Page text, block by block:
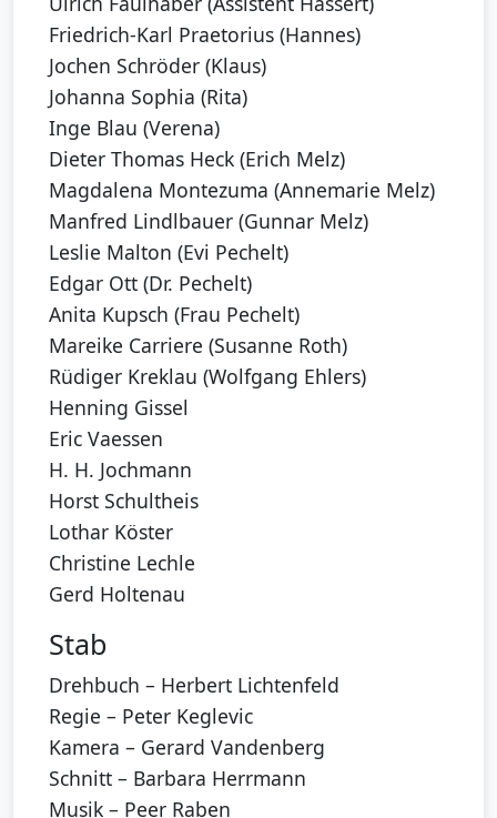
Friedrich-Karl Praetorius (Hannes)
Jochen Schröder (Klaus)
Johanna Sophia (Rita)
Inge Blau (Verena)
Dieter Thomas Heck (Erich Melz)
Magdalena Montezuma (Annemarie Melz)
Manfred Lindlbauer (Gunnar Melz)
Leslie Malton (Evi Pechelt)
Edgar Ott (Dr. Pechelt)
Anita Kupsch (Frau Pechelt)
Mareike Carriere (Susanne Roth)
Rüdiger Kreklau (Wolfgang Ehlers)
Henning Gissel
Eric Vaessen
H. H. Jochmann
Horst Schultheis
Lothar Köster
Christine Lechle
Gerd Holtenau
Stab
Drehbuch – Herbert Lichtenfeld
Regie – Peter Keglevic
Kamera – Gerard Vandenberg
Schnitt – Barbara Herrmann
Musik – Peer Raben